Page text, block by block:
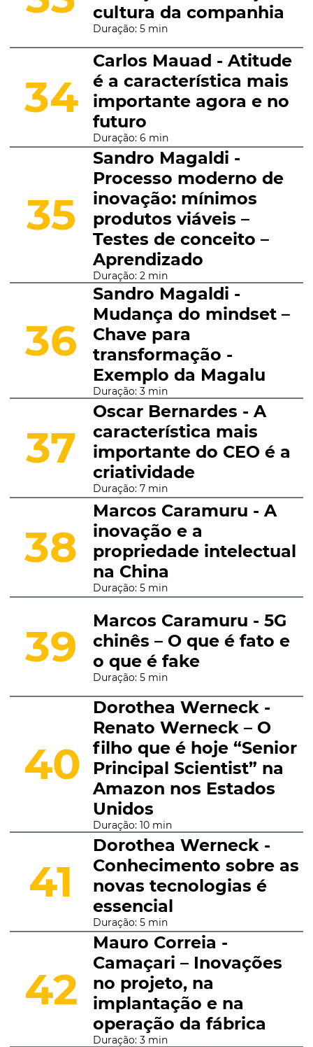
cultura da companhia
Duração: 5 min
34
Carlos Mauad - Atitude
é a característica mais
importante agora e no
futuro
Duração: 6 min
35
Sandro Magaldi -
Processo moderno de
inovação: mínimos
produtos viáveis –
Testes de conceito –
Aprendizado
Duração: 2 min
36
Sandro Magaldi -
Mudança do mindset –
Chave para
transformação -
Exemplo da Magalu
Duração: 3 min
37
Oscar Bernardes - A
característica mais
importante do CEO é a
criatividade
Duração: 7 min
38
Marcos Caramuru - A
inovação e a
propriedade intelectual
na China
Duração: 5 min
39
Marcos Caramuru - 5G
chinês – O que é fato e
o que é fake
Duração: 5 min
40
Dorothea Werneck -
Renato Werneck – O
filho que é hoje “Senior
Principal Scientist” na
Amazon nos Estados
Unidos
Duração: 10 min
41
Dorothea Werneck -
Conhecimento sobre as
novas tecnologias é
essencial
Duração: 5 min
42
Mauro Correia -
Camaçari – Inovações
no projeto, na
implantação e na
operação da fábrica
Duração: 3 min